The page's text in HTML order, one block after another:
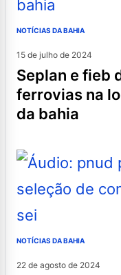
NOTÍCIAS DA BAHIA
15 de julho de 2024
seplan e fieb destacam papel das
ferrovias na
da bahia
NOTÍCIAS DA BAHIA
22 de agosto de 2024